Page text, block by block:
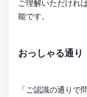
ご理解いただけれ
能です。
おっしゃる通り
「ご認識の通りで